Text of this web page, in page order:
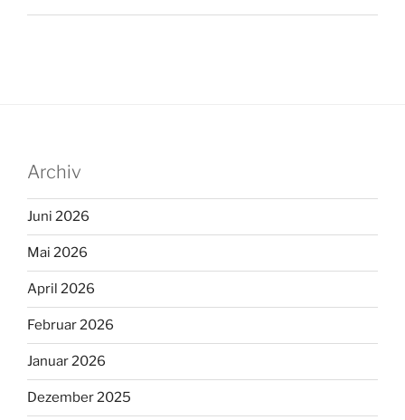
Archiv
Juni 2026
Mai 2026
April 2026
Februar 2026
Januar 2026
Dezember 2025